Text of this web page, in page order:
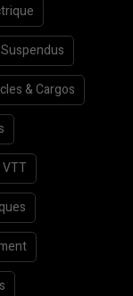
& Cargos
VTT